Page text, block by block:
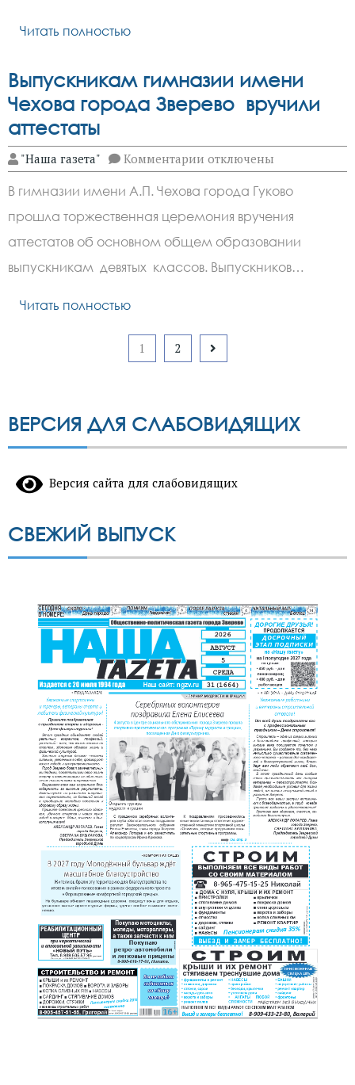
Читать полностью
Выпускникам гимназии имени
Чехова города Зверево вручили
аттестаты
"Наша газета" Комментарии к
записи
Выпускникам
гимназии
имени
Чехова
города
Зверево
вручили
аттестаты
отключены
В гимназии имени А.П. Чехова города Гуково
прошла торжественная церемония вручения
аттестатов об основном общем образовании
выпускникам девятых классов. Выпускников…
Читать полностью
1 2
ВЕРСИЯ ДЛЯ СЛАБОВИДЯЩИХ
Версия сайта для слабовидящих
СВЕЖИЙ ВЫПУСК